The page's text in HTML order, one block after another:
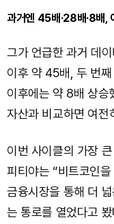
과거엔 45배·28배·8배,
그가 언급한 과거 데
이후 약 45배, 두 번
이후에는 약 8배 상승
자산과 비교하면 여전
이번 사이클의 가장
피티야는 “비트코인
금융시장을 통해 더
는 통로를 열었다고